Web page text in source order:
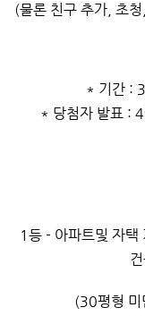
(물론 친구 추가, 초
* 기간 :
* 당첨자 발표 :
1등 - 아파트및 자택
(30평형 미